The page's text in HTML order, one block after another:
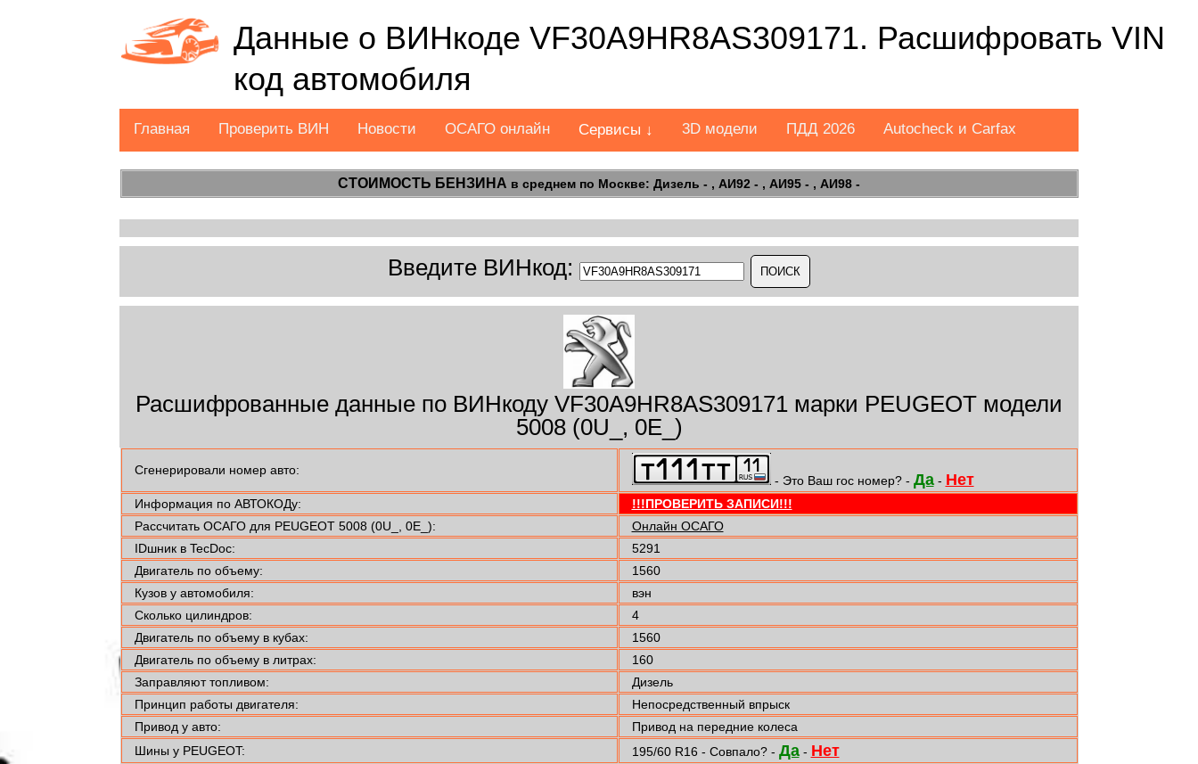
Данные о ВИНкоде VF30A9HR8AS309171. Расшифровать VIN
код автомобиля
Главная Проверить ВИН Новости ОСАГО онлайн Сервисы ↓ 3D модели ПДД 2026 Autocheck и Carfax
СТОИМОСТЬ БЕНЗИНА в среднем по Москве: Дизель - , АИ92 - , АИ95 - , АИ98 -
Введите ВИНкод:
Расшифрованные данные по ВИНкоду VF30A9HR8AS309171 марки PEUGEOT модели
5008 (0U_, 0E_)
Сгенерировали номер авто:
- Это Ваш гос номер? - Да- Нет
Информация по АВТОКОДу:
!!!ПРОВЕРИТЬ ЗАПИСИ!!!
Рассчитать ОСАГО для PEUGEOT 5008 (0U_, 0E_):
Онлайн ОСАГО
IDшник в TecDoc:
5291
Двигатель по объему:
1560
Кузов у автомобиля:
вэн
Сколько цилиндров:
4
Двигатель по объему в кубах:
1560
Двигатель по объему в литрах:
160
Заправляют топливом:
Дизель
Принцип работы двигателя:
Непосредственный впрыск
Привод у авто:
Привод на передние колеса
Шины у PEUGEOT:
195/60 R16 - Совпало? - Да- Нет